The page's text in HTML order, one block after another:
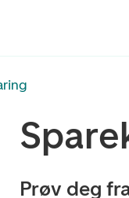
Prøv deg